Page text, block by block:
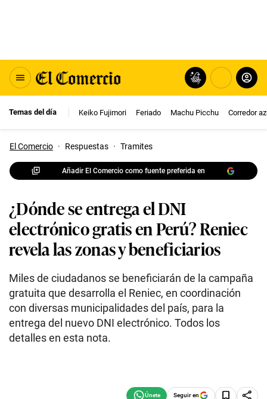
Temas del día Keiko Fujimori Feriado Machu Picchu Corredor
El Comercio · Respuestas · Tramites
Añadir El Comercio como fuente preferida en
¿Dónde se entrega el DNI
electrónico gratis en Perú? Reniec
revela las zonas y beneficiarios
Miles de ciudadanos se beneficiarán de la campaña
gratuita que desarrolla el Reniec, en coordinación
con diversas municipalidades del país, para la
entrega del nuevo DNI electrónico. Todos los
detalles en esta nota.
Seguir en